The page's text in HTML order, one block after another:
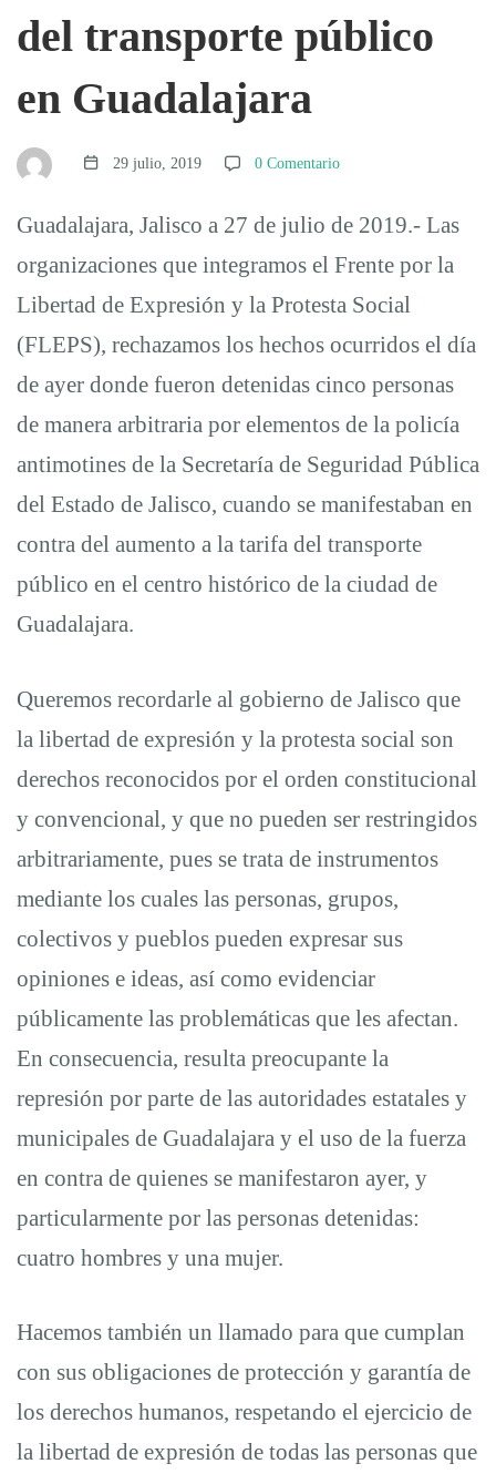
represivos
y
la
detención
de
personas
manifestantes
contra
el
incremento
a
la
tarifa
del
transporte
público
en
Guadalajara
del transporte público
en Guadalajara
29 julio, 2019 0 Comentario
Guadalajara, Jalisco a 27 de julio de 2019.- Las
organizaciones que integramos el Frente por la
Libertad de Expresión y la Protesta Social
(FLEPS), rechazamos los hechos ocurridos el día
de ayer donde fueron detenidas cinco personas
de manera arbitraria por elementos de la policía
antimotines de la Secretaría de Seguridad Pública
del Estado de Jalisco, cuando se manifestaban en
contra del aumento a la tarifa del transporte
público en el centro histórico de la ciudad de
Guadalajara.
Queremos recordarle al gobierno de Jalisco que
la libertad de expresión y la protesta social son
derechos reconocidos por el orden constitucional
y convencional, y que no pueden ser restringidos
arbitrariamente, pues se trata de instrumentos
mediante los cuales las personas, grupos,
colectivos y pueblos pueden expresar sus
opiniones e ideas, así como evidenciar
públicamente las problemáticas que les afectan.
En consecuencia, resulta preocupante la
represión por parte de las autoridades estatales y
municipales de Guadalajara y el uso de la fuerza
en contra de quienes se manifestaron ayer, y
particularmente por las personas detenidas:
cuatro hombres y una mujer.
Hacemos también un llamado para que cumplan
con sus obligaciones de protección y garantía de
los derechos humanos, respetando el ejercicio de
la libertad de expresión de todas las personas que